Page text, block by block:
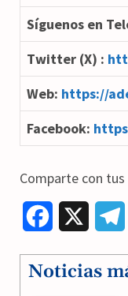
Síguenos en
Twitter (X) :
Web: https://
Facebook:
Comparte con
c
l
Noticias